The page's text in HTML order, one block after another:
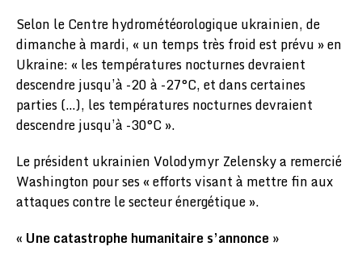
Selon le Centre hydrométéorologique ukrainien, de
dimanche à mardi, « un temps très froid est prévu » en
Ukraine: « les températures nocturnes devraient
descendre jusqu’à -20 à -27°C, et dans certaines
parties (…), les températures nocturnes devraient
descendre jusqu’à -30°C ».
Le président ukrainien Volodymyr Zelensky a remercié
Washington pour ses « efforts visant à mettre fin aux
attaques contre le secteur énergétique ».
« Une catastrophe humanitaire s’annonce »